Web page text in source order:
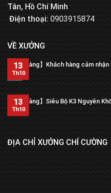
Tân, Hồ Chí Minh
Điện thoại:0903915874
VỀ XƯỞNG
【Trả hàng】Khách hàng cảm
xưởng?
13
Th10
【Trả hàng】Siêu Bộ K3 Nguyên
13
Th10
ĐỊA CHỈ XƯỞNG CHÍ CƯỜNG